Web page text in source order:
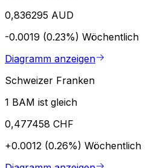
0,836295 AUD
-0.0019 (0.23%) Wöchentlich
Diagramm anzeigen
Schweizer Franken
1 BAM ist gleich
0,477458 CHF
+0.0012 (0.26%) Wöchentlich